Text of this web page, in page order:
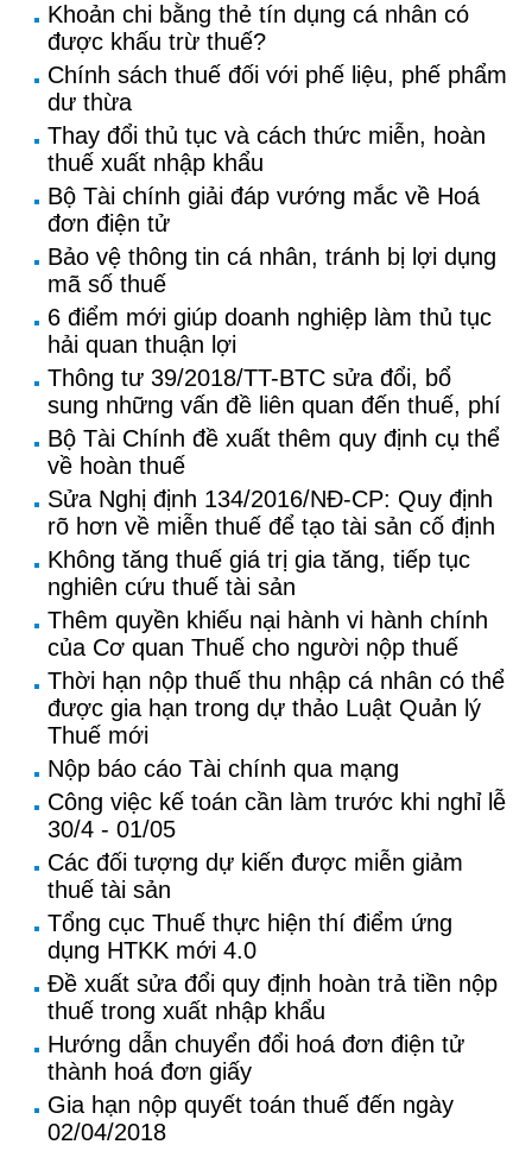
Khoản chi bằng thẻ tín dụng cá nhân có
được khấu trừ thuế?
Chính sách thuế đối với phế liệu, phế phẩm
dư thừa
Thay đổi thủ tục và cách thức miễn, hoàn
thuế xuất nhập khẩu
Bộ Tài chính giải đáp vướng mắc về Hoá
đơn điện tử
Bảo vệ thông tin cá nhân, tránh bị lợi dụng
mã số thuế
6 điểm mới giúp doanh nghiệp làm thủ tục
hải quan thuận lợi
Thông tư 39/2018/TT-BTC sửa đổi, bổ
sung những vấn đề liên quan đến thuế, phí
Bộ Tài Chính đề xuất thêm quy định cụ thể
về hoàn thuế
Sửa Nghị định 134/2016/NĐ-CP: Quy định
rõ hơn về miễn thuế để tạo tài sản cố định
Không tăng thuế giá trị gia tăng, tiếp tục
nghiên cứu thuế tài sản
Thêm quyền khiếu nại hành vi hành chính
của Cơ quan Thuế cho người nộp thuế
Thời hạn nộp thuế thu nhập cá nhân có thể
được gia hạn trong dự thảo Luật Quản lý
Thuế mới
Nộp báo cáo Tài chính qua mạng
Công việc kế toán cần làm trước khi nghỉ lễ
30/4 - 01/05
Các đối tượng dự kiến được miễn giảm
thuế tài sản
Tổng cục Thuế thực hiện thí điểm ứng
dụng HTKK mới 4.0
Đề xuất sửa đổi quy định hoàn trả tiền nộp
thuế trong xuất nhập khẩu
Hướng dẫn chuyển đổi hoá đơn điện tử
thành hoá đơn giấy
Gia hạn nộp quyết toán thuế đến ngày
02/04/2018